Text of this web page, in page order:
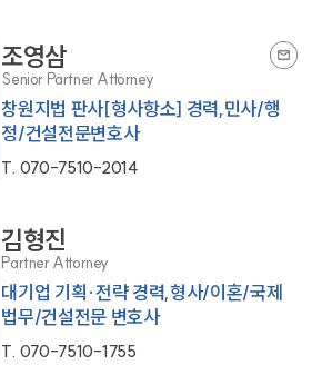
조영삼
Senior Partner Attorney
창원지법 판사[형사항소] 경력,민사/행
정/건설전문변호사
T. 070-7510-2014
김형진
Partner Attorney
대기업 기획·전략 경력,형사/이혼/국제
법무/건설전문 변호사
T. 070-7510-1755